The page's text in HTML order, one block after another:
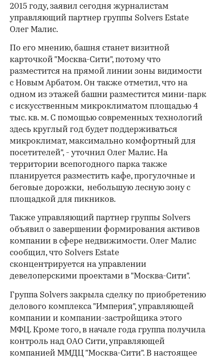
2015 году, заявил сегодня журналистам
управляющий партнер группы Solvers Estate
Олег Малис.
По его мнению, башня станет визитной
карточкой "Москва-Сити", потому что
разместится на прямой линии зоны видимости
с Новым Арбатом. Он также отметил, что на
одном из этажей башни разместится мини-парк
с искусственным микроклиматом площадью 4
тыс. кв. м. С помощью современных технологий
здесь круглый год будет поддерживаться
микроклимат, максимально комфортный для
посетителей", - уточнил Олег Малис. На
территории всепогодного парка также
планируется разместить кафе, прогулочные и
беговые дорожки, небольшую лесную зону с
площадкой для пикников.
Также управляющий партнер группы Solvers
объявил о завершении формирования активов
компании в сфере недвижимости. Олег Малис
сообщил, что Solvers Estate
сконцентрируется на управлении
девелоперскими проектами в "Москва-Сити".
Группа Solvers закрыла сделку по приобретению
делового комплекса "Империя", управляющей
компании и компании-застройщика этого
МФЦ. Кроме того, в начале года группа получила
контроль над ОАО Сити, управляющей
компанией ММДЦ "Москва-Сити". В настоящее